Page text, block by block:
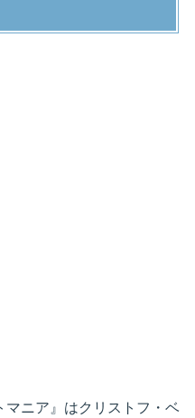
マニア』はクリストフ・ベ